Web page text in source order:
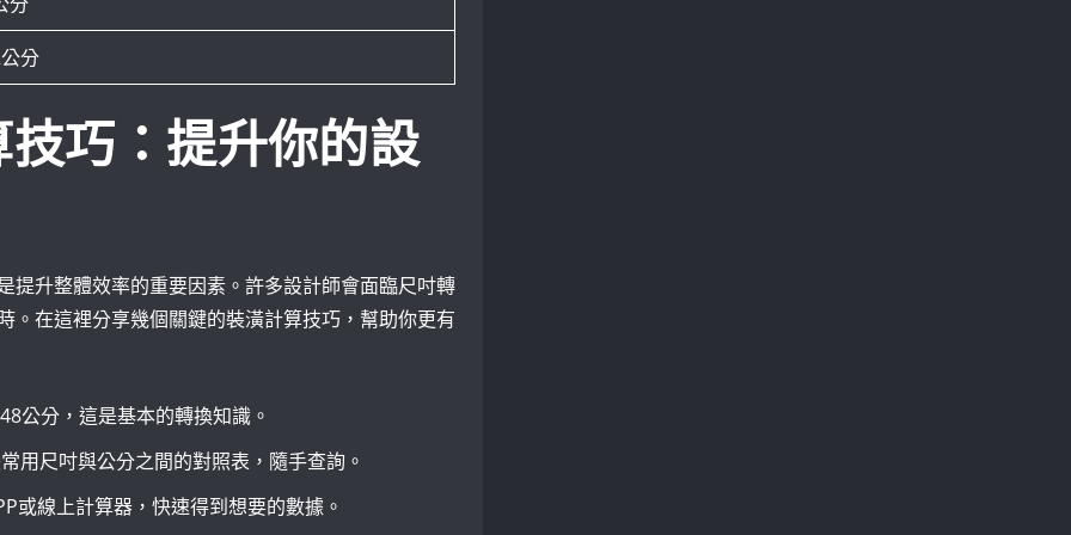
分
巧：提升你的設
提升整體效率的重要因素。許多設計師會面臨尺吋轉
。在這裡分享幾個關鍵的裝潢計算技巧，幫助你更有
公分，這是基本的轉換知識。
用尺吋與公分之間的對照表，隨手查詢。
或線上計算器，快速得到想要的數據。